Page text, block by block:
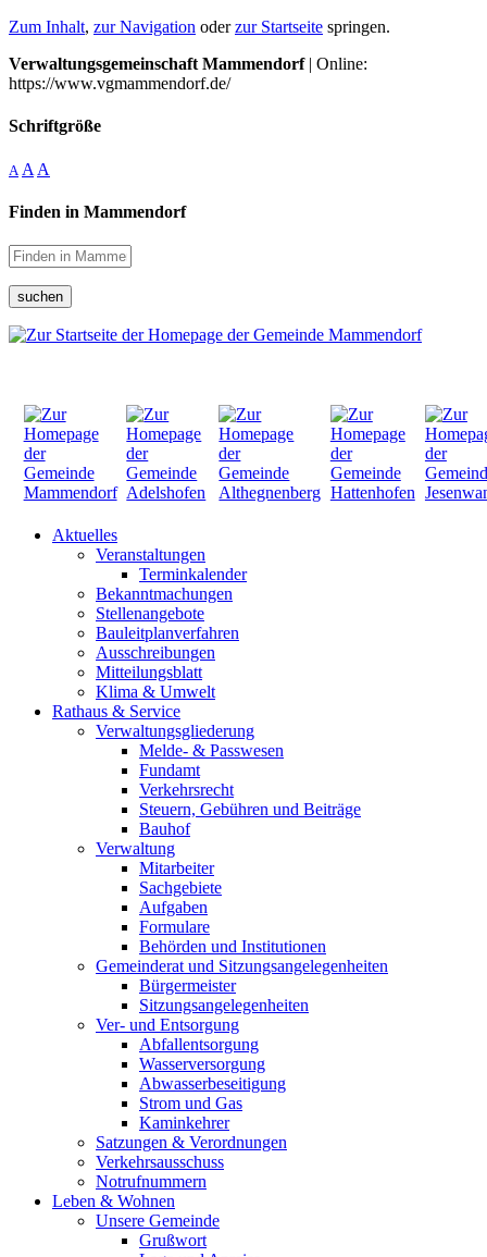
Zum Inhalt, zur Navigation oderzur Startseite springen.
Verwaltungsgemeinschaft Mammendorf| Online:
https://www.vgmammendorf.de/
Schriftgröße
A A A
Finden in Mammendorf
suchen
Aktuelles
Veranstaltungen
Terminkalender
Bekanntmachungen
Stellenangebote
Bauleitplanverfahren
Ausschreibungen
Mitteilungsblatt
Klima & Umwelt
Rathaus & Service
Verwaltungsgliederung
Melde- & Passwesen
Fundamt
Verkehrsrecht
Steuern, Gebühren und Beiträge
Bauhof
Verwaltung
Mitarbeiter
Sachgebiete
Aufgaben
Formulare
Behörden und Institutionen
Gemeinderat und Sitzungsangelegenheiten
Bürgermeister
Sitzungsangelegenheiten
Ver- und Entsorgung
Abfallentsorgung
Wasserversorgung
Abwasserbeseitigung
Strom und Gas
Kaminkehrer
Satzungen & Verordnungen
Verkehrsausschuss
Notrufnummern
Leben & Wohnen
Unsere Gemeinde
Grußwort